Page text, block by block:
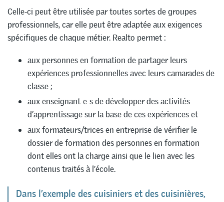
Celle-ci peut être utilisée par toutes sortes de groupes
professionnels, car elle peut être adaptée aux exigences
spécifiques de chaque métier. Realto permet :
aux personnes en formation de partager leurs
expériences professionnelles avec leurs camarades de
classe ;
aux enseignant-e-s de développer des activités
d’apprentissage sur la base de ces expériences et
aux formateurs/trices en entreprise de vérifier le
dossier de formation des personnes en formation
dont elles ont la charge ainsi que le lien avec les
contenus traités à l’école.
Dans l’exemple des cuisiniers et des cuisinières,